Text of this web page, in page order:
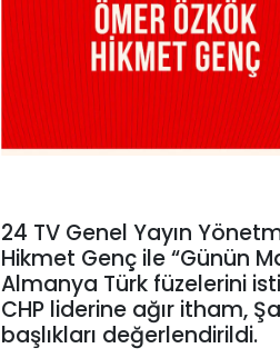
24 TV Genel Yayın
Hikmet Genç ile “Günün
Almanya Türk füzelerini
CHP liderine ağır itham,
başlıkları değerlendirildi.